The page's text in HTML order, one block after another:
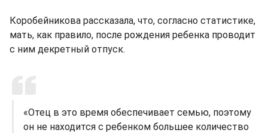
Коробейникова рассказала, что, согласно статистике,
мать, как правило, после рождения ребенка проводит
с ним декретный отпуск.
«Отец в это время обеспечивает семью, поэтому
он не находится с ребенком большее количество